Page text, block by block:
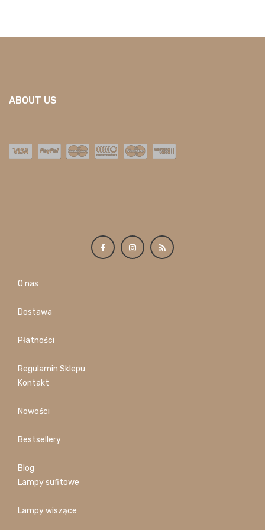
ABOUT US
O nas
Dostawa
Płatności
Regulamin Sklepu
Kontakt
Nowości
Bestsellery
Blog
Lampy sufitowe
Lampy wiszące